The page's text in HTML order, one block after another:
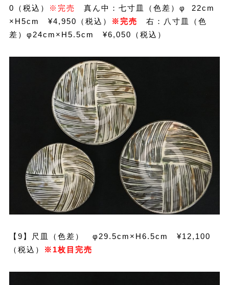
0（税込） ※完売
真ん中：七寸皿（色差）φ 22cm
×H5cm ¥4,950（税込）
※完売
右：八寸皿（色
差）φ24cm×H5.5cm ¥6,050（税込）
【9】尺皿（色差） φ29.5cm×H6.5cm ¥12,100
（税込）
※1枚目完売